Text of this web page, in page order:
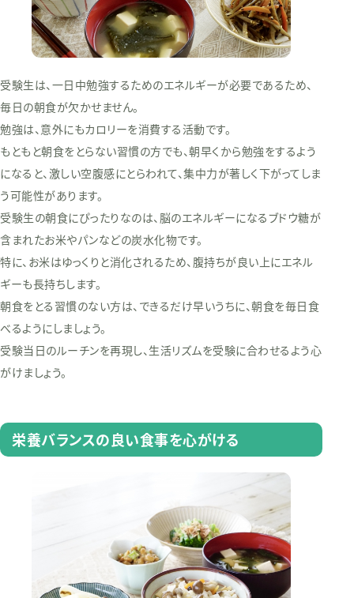
受験生は、一日中勉強するためのエネルギーが必要であるため、
毎日の朝食が欠かせません。
勉強は、意外にもカロリーを消費する活動です。
もともと朝食をとらない習慣の方でも、朝早くから勉強をするよう
になると、激しい空腹感にとらわれて、集中力が著しく下がってしま
う可能性があります。
受験生の朝食にぴったりなのは、脳のエネルギーになるブドウ糖が
含まれたお米やパンなどの炭水化物です。
特に、お米はゆっくりと消化されるため、腹持ちが良い上にエネル
ギーも長持ちします。
朝食をとる習慣のない方は、できるだけ早いうちに、朝食を毎日食
べるようにしましょう。
受験当日のルーチンを再現し、生活リズムを受験に合わせるよう心
がけましょう。
栄養バランスの良い食事を心がける